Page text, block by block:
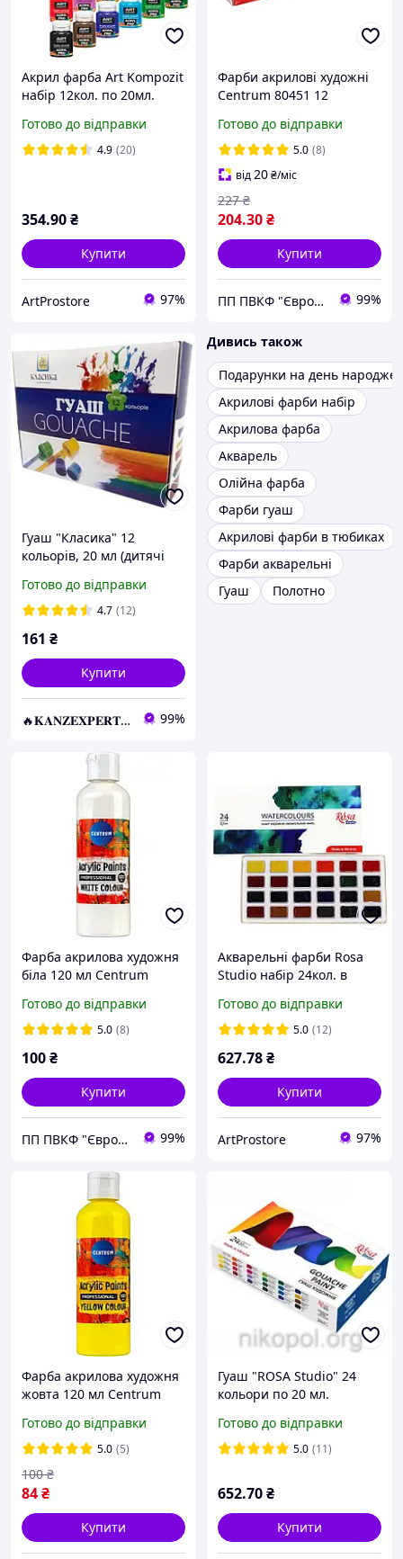
Акрил фарба Art Kompozit
набір 12кол. по 20мл.
Готово до відправки
4.9 (20)
354.90₴
Купити
ArtProstore 97%
Фарби акрилові художні
Centrum 80451 12
малювання
Готово до відправки
5.0 (8)
від20₴/міс
204.30₴
227 ₴
Купити
ПП ПВКФ "Євротек" 99%
Гуаш "Класика" 12
кольорів, 20 мл (дитячі
малювання) ГШ-004-МВ
KNZ
Готово до відправки
4.7 (12)
161 ₴
Купити
🔥𝐊𝐀𝐍𝐙𝐄𝐗𝐏𝐄𝐑𝐓.com.ua🔥 99%
Дивись також
Подарунки на день
Акрилові фарби набір
Акрилова фарба
Акварель
Олійна фарба
Фарби гуаш
Акрилові фарби в тюбиках
Фарби акварельні
Гуаш
Полотно
Фарба акрилова художня
біла 120 мл Centrum
Готово до відправки
5.0 (8)
100₴
Купити
ПП ПВКФ "Євротек" 99%
Акварельні фарби Rosa
Studio набір 24кол. в
Готово до відправки
5.0 (12)
627.78₴
Купити
ArtProstore 97%
Фарба акрилова художня
жовта 120 мл Centrum
Готово до відправки
5.0 (5)
84₴
100 ₴
Купити
Гуаш "ROSA Studio" 24
кольори по 20 мл.
Готово до відправки
5.0 (11)
652.70₴
Купити